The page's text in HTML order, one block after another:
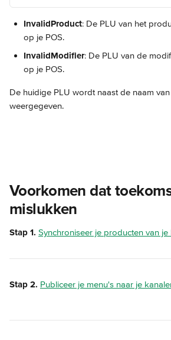
InvalidProduct: De PLU van het
op je POS.
InvalidModifier: De PLU van de
op je POS.
De huidige PLU wordt naast de naam
weergegeven.
Voorkomen dat
mislukken
Stap 1. Synchroniseer je producten van je
Stap 2. Publiceer je menu's naar je